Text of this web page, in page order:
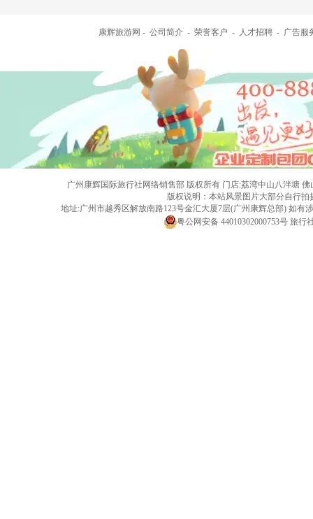
康辉旅游网 - 公司简介 - 荣誉客户 - 人才招聘 - 广告服
广州康辉国际旅行社网络销售部 版权所有 门店:荔湾中山八泮塘 佛
版权说明：本站风景图片大部分自行
地址:广州市越秀区解放南路123号金汇大厦7层(广州康辉总部) 如
粤公网安备 44010302000753号 旅行